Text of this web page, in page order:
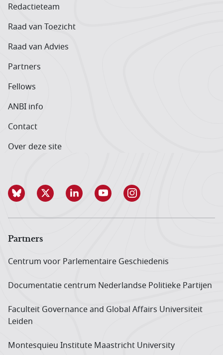
Redactieteam
Raad van Toezicht
Raad van Advies
Partners
Fellows
ANBI info
Contact
Over deze site
Partners
Centrum voor Parlementaire Geschiedenis
Documentatie centrum Neder­landse Politieke Partijen
Faculteit Governance and Global Affairs Universiteit
Leiden
Montesquieu Institute Maastricht University